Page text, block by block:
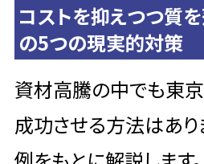
コストを抑えつつ質
の5つの現実的対策
資材高騰の中でも東
成功させる方法はあり